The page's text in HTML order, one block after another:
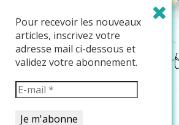
Pour recevoir les nouveaux
articles, inscrivez votre
adresse mail ci-dessous et
validez votre abonnement.